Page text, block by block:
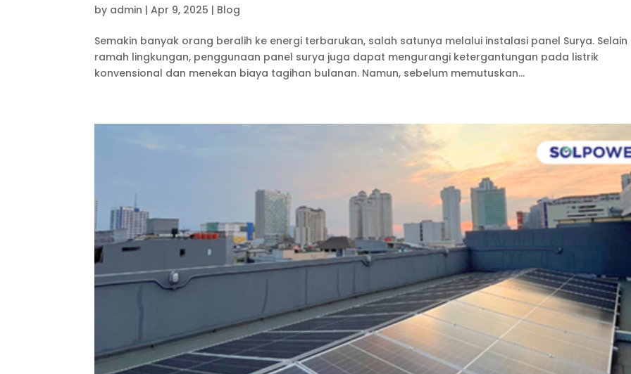
by admin |Apr 9, 2025 | Blog
Semakin banyak orang beralih ke energi terbarukan, salah satunya melalui instalasi panel Surya. Selain
ramah lingkungan, penggunaan panel surya juga dapat mengurangi ketergantungan pada listrik
konvensional dan menekan biaya tagihan bulanan. Namun, sebelum memutuskan...